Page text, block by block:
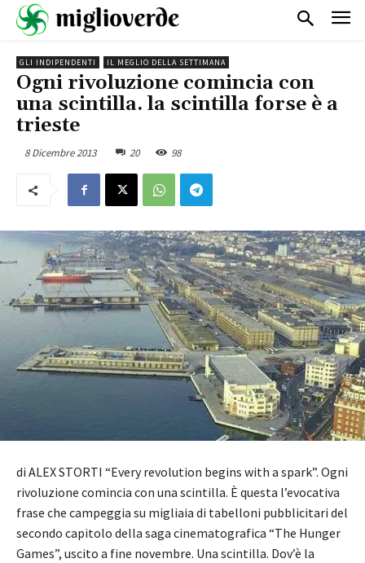
GLI INDIPENDENTI IL MEGLIO DELLA SETTIMANA
Ogni rivoluzione comincia con
una scintilla. la scintilla forse è a
trieste
8 Dicembre 2013 20 98
di ALEX STORTI “Every revolution begins with a spark”. Ogni
rivoluzione comincia con una scintilla. È questa l’evocativa
frase che campeggia su migliaia di tabelloni pubblicitari del
secondo capitolo della saga cinematografica “The Hunger
Games”, uscito a fine novembre. Una scintilla. Dov’è la